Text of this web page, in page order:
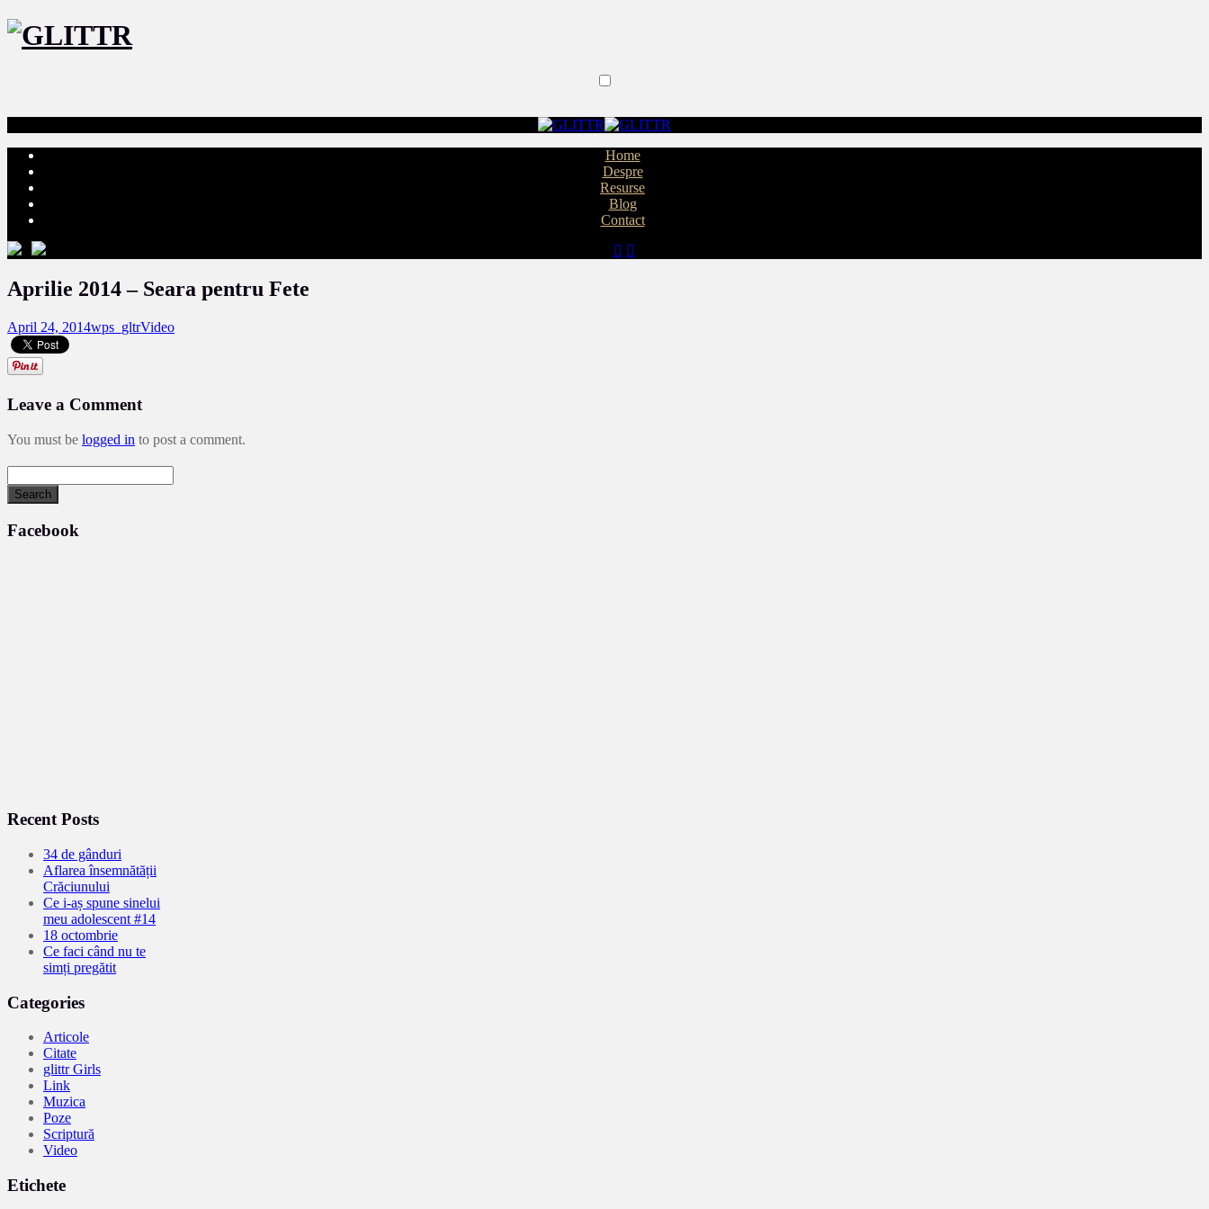
Home
Despre
Resurse
Blog
Contact
Aprilie 2014 – Seara pentru Fete
April 24, 2014wps_gltrVideo
Leave a Comment
You must be logged in to post a comment.
Facebook
Recent Posts
34 de gânduri
Aflarea însemnătății
Crăciunului
Ce i-aș spune sinelui
meu adolescent #14
18 octombrie
Ce faci când nu te
simți pregătit
Categories
Articole
Citate
glittr Girls
Link
Muzica
Poze
Scriptură
Video
Etichete